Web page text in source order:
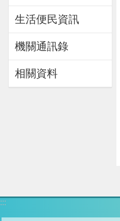
生活便民資訊
機關通訊錄
相關資料
:::